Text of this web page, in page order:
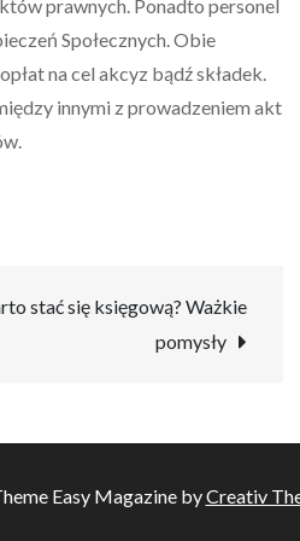
prawnych. Ponadto personel
Społecznych. Obie
na cel akcyz bądź składek.
innymi z prowadzeniem akt
stać się księgową? Ważkie
pomysły
Easy Magazine byCreativ